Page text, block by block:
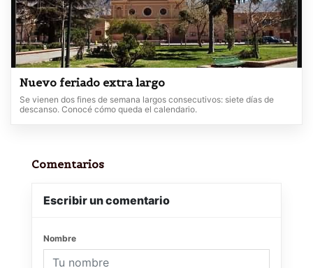
Nuevo feriado extra largo
Se vienen dos fines de semana largos consecutivos: siete días de
descanso. Conocé cómo queda el calendario.
Comentarios
Escribir un comentario
Nombre